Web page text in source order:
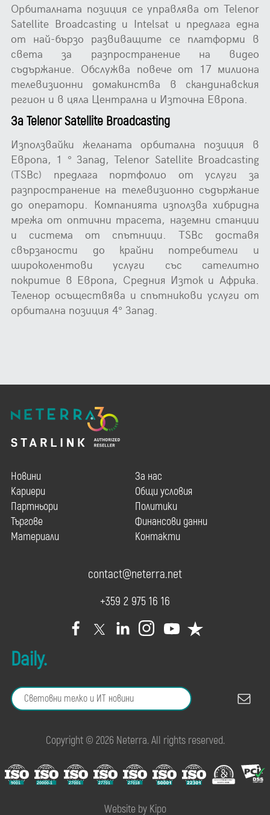
Орбиталната позиция се управлява от Telenor
Satellite Broadcasting и Intelsat и предлага една
от най-бързо развиващите се платформи в
света за разпространение на видео
съдържание. Обслужва повече от 17 милиона
телевизионни домакинства в скандинавския
регион и в цяла Централна и Източна Европа.
За Telenor Satellite Broadcasting
Използвайки желаната орбитална позиция в
Европа, 1 ° Запад, Telenor Satellite Broadcasting
(TSBc) предлага портфолио от услуги за
разпространение на телевизионно съдържание
до оператори. Компанията използва хибридна
мрежа от оптични трасета, наземни станции
и система от спътници. TSBc доставя
свързаности до крайни потребители и
широколентови услуги със сателитно
покритие в Европа, Средния Изток и Африка.
Теленор осъществява и спътникови услуги от
орбитална позиция 4° Запад.
Новини
Кариери
Партньори
Търгове
Материали
За нас
Общи условия
Политики
Финансови данни
Контакти
contact@neterra.net
+359 2 975 16 16
Daily.
Copyright © 2026 Neterra. All rights reserved.
Website by Kipo